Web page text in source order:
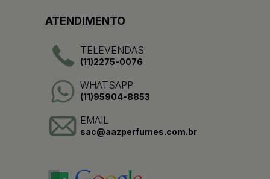
ATENDIMENTO
TELEVENDAS
(11)2275-0076
WHATSAPP
(11)95904-8853
EMAIL
sac@aazperfumes.com.br